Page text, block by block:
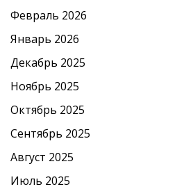
Февраль 2026
Январь 2026
Декабрь 2025
Ноябрь 2025
Октябрь 2025
Сентябрь 2025
Август 2025
Июль 2025